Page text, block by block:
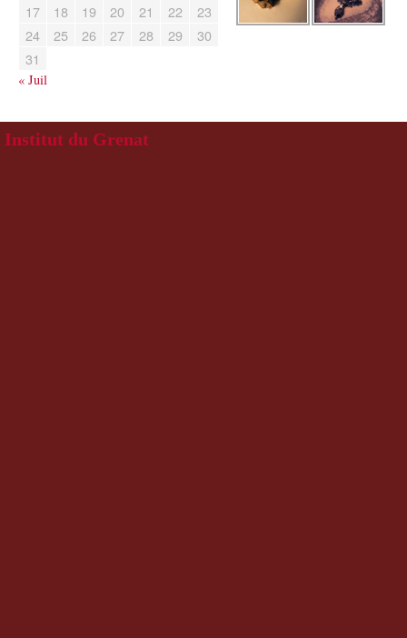
17
18 19 20 21 22
23
24
25 26 27 28 29
30
31
« Juil
Institut du Grenat